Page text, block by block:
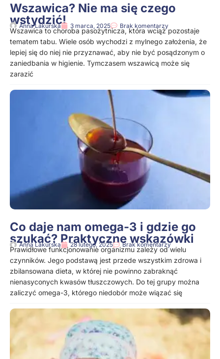
Wszawica? Nie ma się czego
wstydzić!
Anna Lakurska 3 marca, 2025 Brak komentarzy
Wszawica to choroba pasożytnicza, która wciąż pozostaje
tematem tabu. Wiele osób wychodzi z mylnego założenia, że
lepiej się do niej nie przyznawać, aby nie być posądzonym o
zaniedbania w higienie. Tymczasem wszawicą może się
zarazić
Co daje nam omega-3 i gdzie go
szukać? Praktyczne wskazówki
Anna Lakurska 28 lutego, 2025 Brak komentarzy
Prawidłowe funkcjonowanie organizmu zależy od wielu
czynników. Jego podstawą jest przede wszystkim zdrowa i
zbilansowana dieta, w której nie powinno zabraknąć
nienasyconych kwasów tłuszczowych. Do tej grupy można
zaliczyć omega-3, którego niedobór może wiązać się